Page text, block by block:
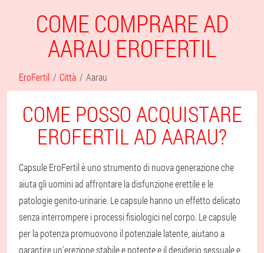
COME COMPRARE AD
AARAU EROFERTIL
EroFertil Città Aarau
COME POSSO ACQUISTARE
EROFERTIL AD AARAU?
Capsule EroFertil è uno strumento di nuova generazione che
aiuta gli uomini ad affrontare la disfunzione erettile e le
patologie genito-urinarie. Le capsule hanno un effetto delicato
senza interrompere i processi fisiologici nel corpo. Le capsule
per la potenza promuovono il potenziale latente, aiutano a
garantire un'erezione stabile e potente e il desiderio sessuale e